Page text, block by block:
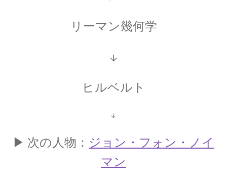
ギブズ
クラウディオス・プトレマイオス
クリスティアーン・ホイヘンス
リーマン幾何学
↓
ヒルベルト
↓
▶ 次の人物： ジョン・フォン・ノイ
マン